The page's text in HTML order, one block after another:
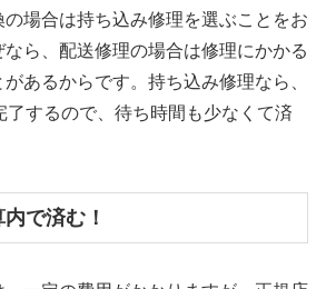
場合は持ち込み修理を選ぶことをお
ら、配送修理の場合は修理にかかる
あるからです。持ち込み修理なら、
了するので、待ち時間も少なくて済
で済む！